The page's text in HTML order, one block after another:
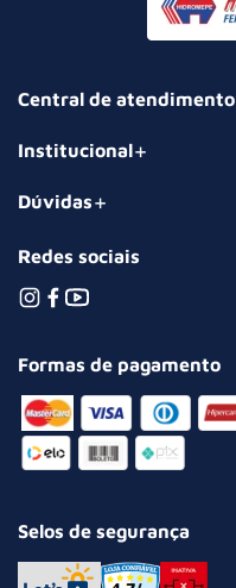
Central de atendimento
Institucional
Dúvidas
Redes sociais
Formas de pagamento
Selos de segurança